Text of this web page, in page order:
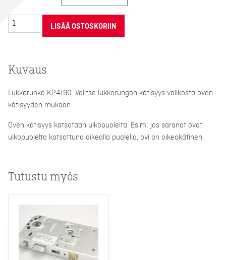
Lukkorunko
KP4190
LISÄÄ OSTOSKORIIN
Kuvaus
Lukkorunko KP4190. Valitse lukkorungon kätisyys valikosta oven
kätisyyden mukaan.
Oven kätisyys katsotaan ulkopuolelta. Esim: jos saranat ovat
ulkopuolelta katsottuna oikealla puolella, ovi on oikeakätinen.
Tutustu myös
useampi
muunnelma.